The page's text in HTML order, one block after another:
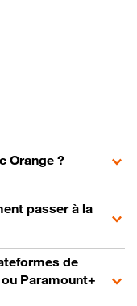
Orange ?
passer à la
de
Paramount+